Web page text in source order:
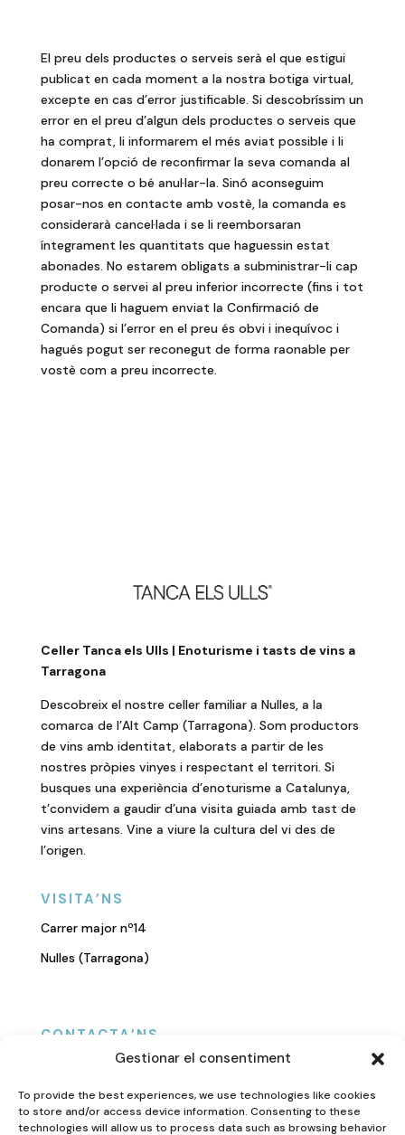
Gestionar el consentiment
To provide the best experiences, we use technologies like cookies
to store and/or access device information. Consenting to these
technologies will allow us to process data such as browsing behavior
El preu dels productes o serveis serà el que estigui
publicat en cada moment a la nostra botiga virtual,
excepte en cas d’error justificable. Si descobríssim un
error en el preu d’algun dels productes o serveis que
ha comprat, li informarem el més aviat possible i li
donarem l’opció de reconfirmar la seva comanda al
preu correcte o bé anul·lar-la. Sinó aconseguim
posar-nos en contacte amb vostè, la comanda es
considerarà cancel·lada i se li reemborsaran
íntegrament les quantitats que haguessin estat
abonades. No estarem obligats a subministrar-li cap
producte o servei al preu inferior incorrecte (fins i tot
encara que li haguem enviat la Confirmació de
Comanda) si l’error en el preu és obvi i inequívoc i
hagués pogut ser reconegut de forma raonable per
vostè com a preu incorrecte.
Celler Tanca els Ulls | Enoturisme i tasts de vins a
Tarragona
Descobreix el nostre celler familiar a Nulles, a la
comarca de l’Alt Camp (Tarragona). Som productors
de vins amb identitat, elaborats a partir de les
nostres pròpies vinyes i respectant el territori. Si
busques una experiència d’enoturisme a Catalunya,
t’convidem a gaudir d’una visita guiada amb tast de
vins artesans. Vine a viure la cultura del vi des de
l’origen.
VISITA’NS
Carrer major nº14
Nulles (Tarragona)
CONTACTA’NS
cesc@cellertancaelsulls.com
Politica i privadesa